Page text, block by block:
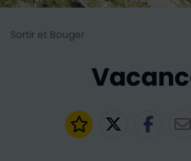
Sortir et Bouger
Ajouter aux
Partager